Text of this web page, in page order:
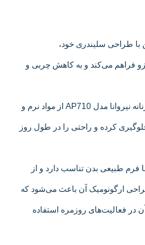
با طراحی سلیندری خود،
فراهم می‌کند و به کاهش چربی و
: گن سیلندر بازو زنانه نیروانا مدل AP710 از مواد نرم و
کرده و راحتی را در طول روز
فرم طبیعی بدن تناسب دارد و از
ارگونومیک آن باعث می‌شود که
در فعالیت‌های روزمره استفاده